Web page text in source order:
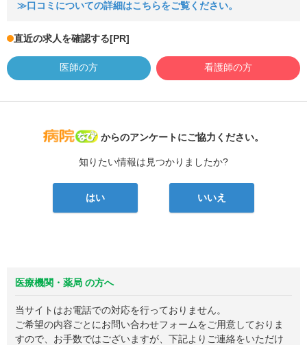
≫口コミについての詳細はこちらをご覧ください。
直近の求人を確認する[PR]
医師の方 看護師の方
病院なび
からのアンケートにご協力ください。
知りたい情報は見つかりましたか?
はい いいえ
医療機関・薬局 の方へ
当サイトはお電話での対応を行っておりません。
ご希望の内容ごとにお問い合わせフォームをご用意しておりま
すので、お手数ではございますが、下記よりご連絡をいただけ